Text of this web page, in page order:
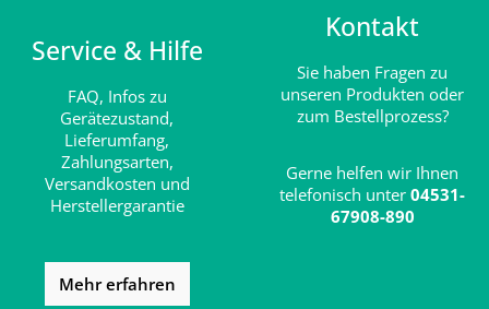
Service & Hilfe
FAQ, Infos zu
Gerätezustand,
Lieferumfang,
Zahlungsarten,
Versandkosten und
Herstellergarantie
Mehr erfahren
Kontakt
Sie haben Fragen zu
unseren Produkten oder
zum Bestellprozess?
Gerne helfen wir Ihnen
telefonisch unter 04531-
67908-890